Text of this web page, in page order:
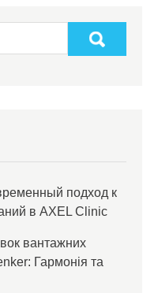
подход к
в AXEL Clinic
вантажних
Гармонія та